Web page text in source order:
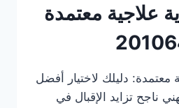
علاجية معتمدة
معتمدة: دليلك لاختيار أفضل
ناجح تزايد الإقبال في